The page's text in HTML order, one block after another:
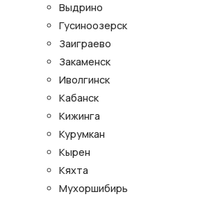
Выдрино
Гусиноозерск
Заиграево
Закаменск
Иволгинск
Кабанск
Кижинга
Курумкан
Кырен
Кяхта
Мухоршибирь